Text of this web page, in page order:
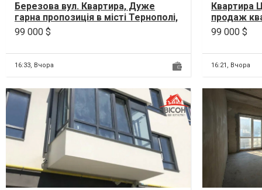
Березова вул. Квартира, Дуже
гарна пропозиція в місті Тернополі,
квартира з видом на озеро!
Панорама...
99 000 $
16:33, Вчора
Квартира
продаж
цегляному
99 000 $
16:21, Вчора